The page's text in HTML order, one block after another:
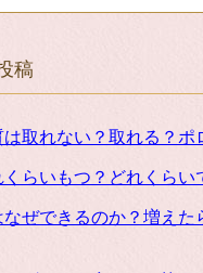
稿
取れない？取れる？ポ
らいもつ？どれくらい
ぜできるのか？増えた